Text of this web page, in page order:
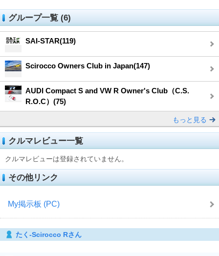
グループ一覧 (6)
SAI-STAR(119)
Scirocco Owners Club in Japan(147)
AUDI Compact S and VW R Owner's Club（C.S.
R.O.C）(75)
もっと見る
クルマレビュー一覧
クルマレビューは登録されていません。
その他リンク
My掲示板 (PC)
たく-Scirocco Rさん